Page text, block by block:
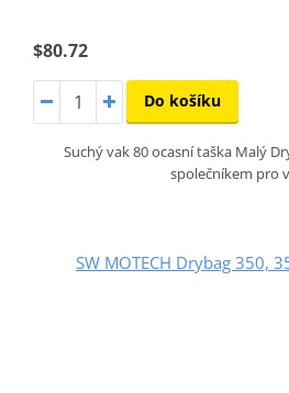
$80.72
Do košíku
Suchý vak 80 ocasní taška Malý
společníkem pro
SW MOTECH Drybag 350,